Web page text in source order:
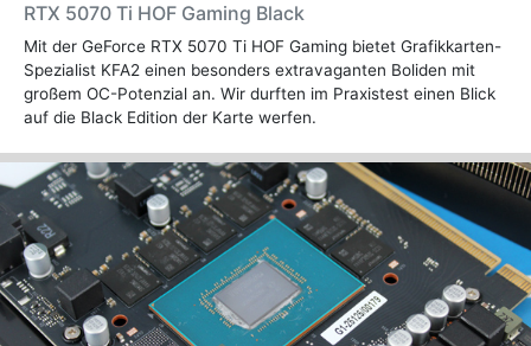
RTX 5070 Ti HOF Gaming Black
Mit der GeForce RTX 5070 Ti HOF Gaming bietet Grafikkarten-
Spezialist KFA2 einen besonders extravaganten Boliden mit
großem OC-Potenzial an. Wir durften im Praxistest einen Blick
auf die Black Edition der Karte werfen.